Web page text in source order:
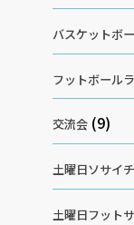
バスケットボ
フットボール
交流会 (9)
土曜日ソサイチ
土曜日フット